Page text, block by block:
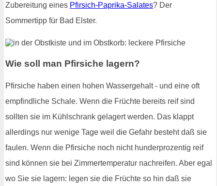
Zubereitung eines Pfirsich-Paprika-Salates? Der
Sommertipp für Bad Elster.
Wie soll man Pfirsiche lagern?
Pfirsiche haben einen hohen Wassergehalt - und eine oft
empfindliche Schale. Wenn die Früchte bereits reif sind
sollten sie im Kühlschrank gelagert werden. Das klappt
allerdings nur wenige Tage weil die Gefahr besteht daß sie
faulen. Wenn die Pfirsiche noch nicht hunderprozentig reif
sind können sie bei Zimmertemperatur nachreifen. Aber egal
wo Sie sie lagern: legen sie die Früchte so hin daß sie